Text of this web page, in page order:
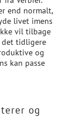
end normalt,
livet imens
vil tilbage
tidligere
og
kan passe
og